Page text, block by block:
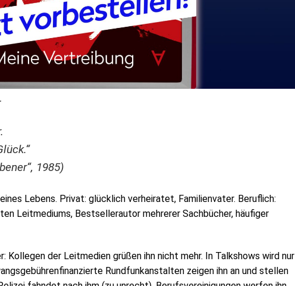
1985)
Lebens. Privat: glücklich verheiratet, Familienvater. Beruflich:
Leitmediums, Bestsellerautor mehrerer Sachbücher, häufiger
Kollegen der Leitmedien grüßen ihn nicht mehr. In Talkshows wird nur
Rundfunkanstalten zeigen ihn an und stellen